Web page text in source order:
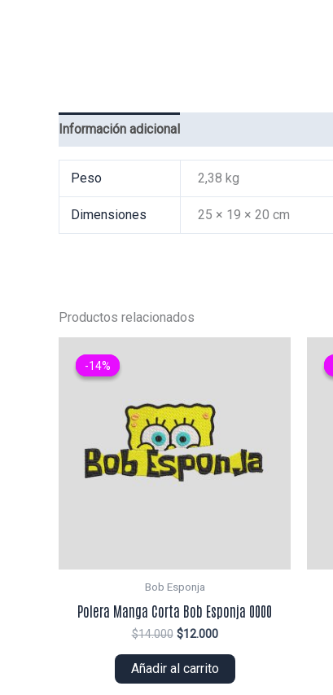
Información adicional
Peso 2,38 kg
Dimensiones 25 × 19 × 20 cm
Productos relacionados
-14%
-14%
Bob Esponja
Polera Manga Corta Bob Esponja 0000
$14.000 El
original
era:
$12.000El
actual
es:
Añadir al carrito